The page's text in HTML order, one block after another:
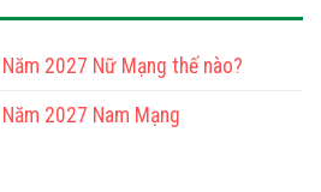
2027 Nữ Mạng thế nào?
2027 Nam Mạng